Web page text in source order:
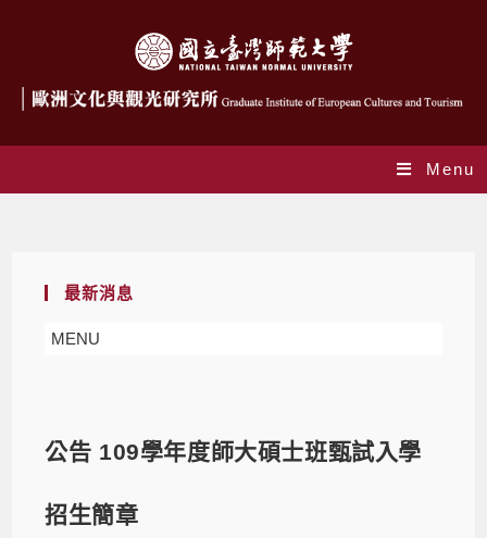
Menu
最新消息
MENU
公告 109學年度師大碩士班甄試入學
招生簡章